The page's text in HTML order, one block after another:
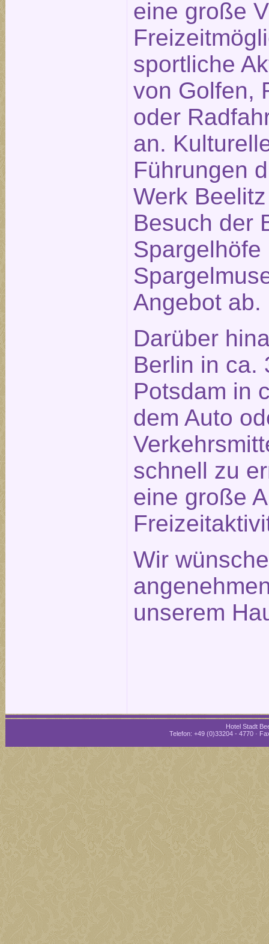
eine große
sportliche
von Golfen,
oder
an.
Führungen
Werk
Besuch der
Spargelhöfe
Angebot ab.
Darüber
Berlin in ca.
Potsdam in
dem Auto
schnell zu
eine große
Wir
unserem
Hotel Stadt
Telefon: +49 (0)33204 - 4770 ·